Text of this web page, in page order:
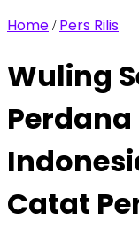
Home / Pers Rilis
Wuling
Perdana
Catat